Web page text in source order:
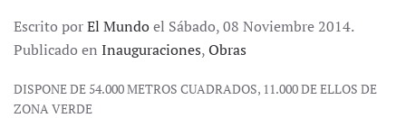
Escrito porEl Mundoel Sábado, 08 Noviembre 2014.
Publicado en Inauguraciones,Obras
DISPONE DE 54.000 METROS CUADRADOS, 11.000 DE ELLOS DE
ZONA VERDE